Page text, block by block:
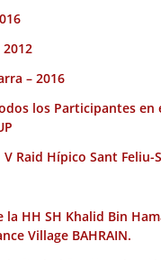
– 2016
los Participantes en
Raid Hípico Sant Feliu-
la HH SH Khalid Bin
Village BAHRAIN.